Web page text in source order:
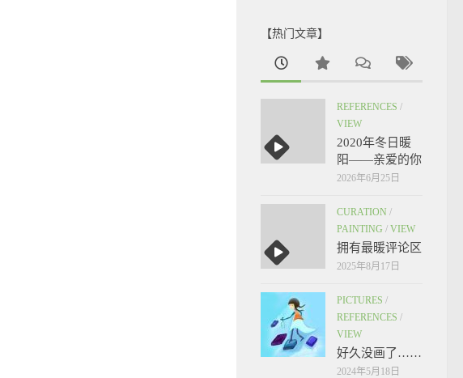
【热门文章】
REFERENCES /
VIEW
2020年冬日暖
阳——亲爱的你
2026年6月25日
CURATION /
PAINTING / VIEW
拥有最暖评论区
2025年8月17日
PICTURES /
REFERENCES /
VIEW
好久没画了……
2024年5月18日